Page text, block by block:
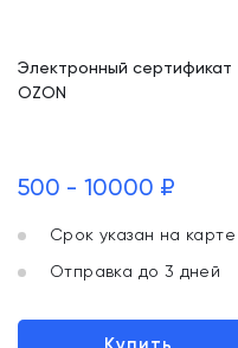
Электронный сертификат
OZON
500 - 10000 ₽
Срок указан на карте
Отправка до 3 дней